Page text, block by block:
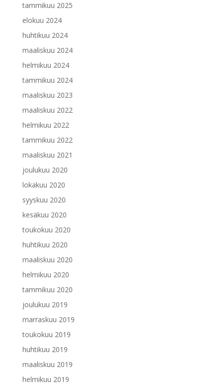
tammikuu 2025
elokuu 2024
huhtikuu 2024
maaliskuu 2024
helmikuu 2024
tammikuu 2024
maaliskuu 2023
maaliskuu 2022
helmikuu 2022
tammikuu 2022
maaliskuu 2021
joulukuu 2020
lokakuu 2020
syyskuu 2020
kesäkuu 2020
toukokuu 2020
huhtikuu 2020
maaliskuu 2020
helmikuu 2020
tammikuu 2020
joulukuu 2019
marraskuu 2019
toukokuu 2019
huhtikuu 2019
maaliskuu 2019
helmikuu 2019